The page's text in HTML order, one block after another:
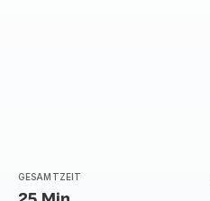
GESAMTZEIT